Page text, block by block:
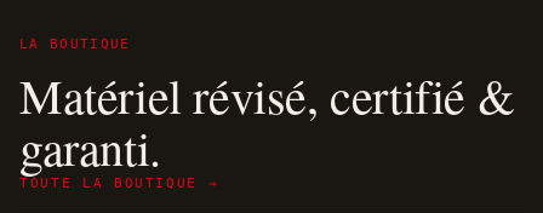
LA BOUTIQUE
Matériel révisé, certifié &
garanti.
TOUTE LA BOUTIQUE →